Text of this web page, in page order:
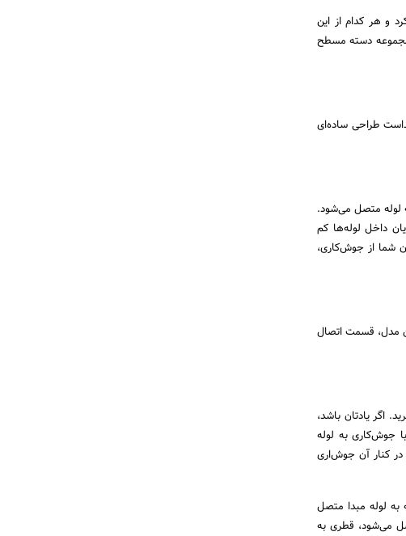
در 4 کتگوری کلی دسته‌بندی کرد و هر کدام از این
مجموعه دسته مسطح
طراحی ساده‌ای
لوله متصل می‌شود.
داخل لوله‌ها کم
شما از جوش‌کاری،
مدل، قسمت اتصال
اگر یادتان باشد،
جوش‌کاری به لوله
کنار آن جوش‌اری
به لوله مبدا متصل
می‌شود، قطری به